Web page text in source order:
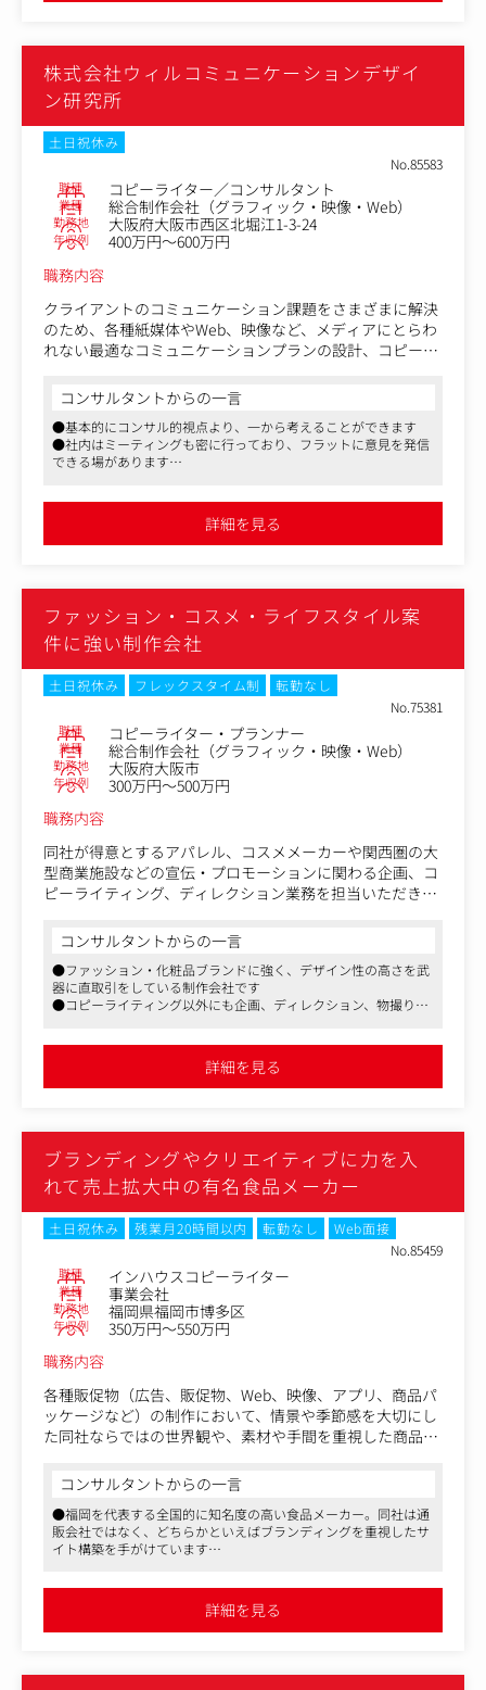
ジェクトに参加し、クリエイティブ全体の方向性づくりに
も関わるポジションです。
〈具体的な業務内容〉
・広告、販促物、Webサイト、SNS、イベント関連ツール
などのコピーライティング
・クライアント課題や与件の整理
・ヒアリング内容をもとにしたインサイト分析、課題設定
・コンセプト、キャッチコピー、ステートメント、企画タ
・企画立案および企画書の作成
・提案資料内の構成、文章作成、ストーリー設計
・制作物全体のトーン＆マナー設計
・デザイナーやWeb担当者など、クリエイティブチームと
の連携・ディレクション
・クライアントへの提案、打ち合わせ参加
め、新しい方も馴染みやすく、実力次第で早期に中心メンバーと
そんな志向をお持ちの方には、心からおすすめしたい会社です
株式会社ウィルコミュニケーションデザイ
ン研究所
土日祝休み
No.85583
職種 コピーライター／コンサルタント
業種 総合制作会社（グラフィック・映像・Web）
勤務地 大阪府大阪市西区北堀江1-3-24
年収例
400万円～600万円
職務内容
クライアントのコミュニケーション課題をさまざまに解決
のため、各種紙媒体やWeb、映像など、メディアにとらわ
れない最適なコミュニケーションプランの設計、コピーラ
＜具体的な業務＞
・クライアント課題の抽出から、プランニング、プレゼン
テーション、制作
・広告から販促物、ブランディングなど
ンのコンセプト設計から、CI/VI開発、大学広報の学校案内
のに取材、コピーライティング
コンサルタントからの一言
●基本的にコンサル的視点より、一から考えることができます
●社内はミーティングも密に行っており、フラットに意見を発信
できる場があります
詳細を見る
ファッション・コスメ・ライフスタイル案
件に強い制作会社
土日祝休み フレックスタイム制
転勤なし
No.75381
職種 コピーライター・プランナー
業種 総合制作会社（グラフィック・映像・Web）
勤務地 大阪府大阪市
年収例
300万円～500万円
職務内容
同社が得意とするアパレル、コスメメーカーや関西圏の大
型商業施設などの宣伝・プロモーションに関わる企画、コ
ピーライティング、ディレクション業務を担当いただきま
クライアントとは直接取引になりますので、最初のヒアリ
ングから企画、提案、コピーライティングまで一貫して関
わることが可能です。
に関わる機会は多いです。
の打ち合わせ、ディレクション業務などにも関わっていた
だけます。
▼主なアウトプット▼
クライアントの課題や要望によって異なりますが、パンフ
レット、リーフレット、プロモーションムービー、
ショー・セミナー・展示会等のイベント、ホームページ、
空間演出、ノベルティなど様々な制作物を手がけます。
随する業務
コンサルタントからの一言
●ファッション・化粧品ブランドに強く、デザイン性の高さを武
器に直取引をしている制作会社です
●コピーライティング以外にも企画、ディレクション、物撮り、
●現在の社員の方々は総じてソフトな人あたりの方が多く、お互
い知識を共有しつつ、助け合いながら仕事をしております
詳細を見る
ブランディングやクリエイティブに力を入
れて売上拡大中の有名食品メーカー
土日祝休み 残業月20時間以内 転勤なし
Web面接
No.85459
職種 インハウスコピーライター
業種 事業会社
勤務地 福岡県福岡市博多区
年収例
350万円～550万円
職務内容
各種販促物（広告、販促物、Web、映像、アプリ、商品パ
ッケージなど）の制作において、情景や季節感を大切にし
た同社ならではの世界観や、素材や手間を重視した商品・
ホームページやECサイトの企画制作、アプリ、店舗・飲食
店・イベントのディスプレイ企画制作など、幅広い分野に
携わるチャンスがあります。
成感や、ブランドコミュニケーションを通じて顧客に価値
を届けるやりがいも味わえます！
コンサルタントからの一言
●福岡を代表する全国的に知名度の高い食品メーカー。同社は通
販会社ではなく、どちらかといえばブランディングを重視したサ
イト構築を手がけています
●同社からの紹介実績も多数あり、面接対策をはじめとするサポ
詳細を見る